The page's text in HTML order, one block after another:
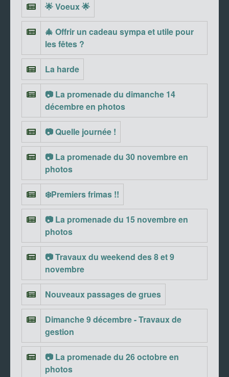
🌟 Voeux 🌟
🎄 Offrir un cadeau sympa et utile pour
les fêtes ?
La harde
📷 La promenade du dimanche 14
décembre en photos
📷 Quelle journée !
📷 La promenade du 30 novembre en
photos
❄️Premiers frimas !!
📷 La promenade du 15 novembre en
photos
📷 Travaux du weekend des 8 et 9
novembre
Nouveaux passages de grues
Dimanche 9 décembre - Travaux de
gestion
📷 La promenade du 26 octobre en
photos